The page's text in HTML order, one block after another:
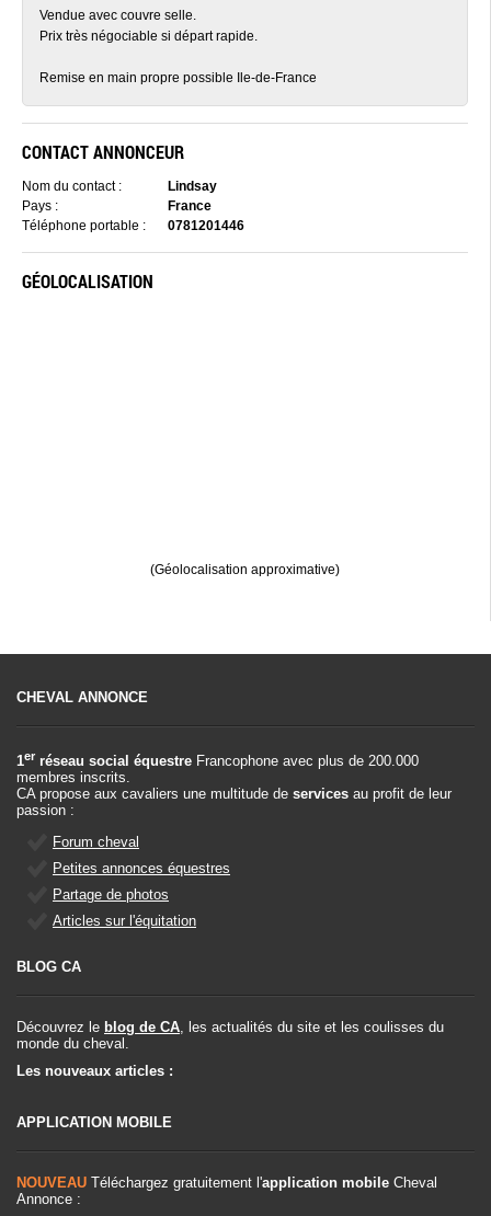
Vendue avec couvre selle.
Prix très négociable si départ rapide.
Remise en main propre possible Ile-de-France
CONTACT ANNONCEUR
Nom du contact :
Lindsay
Pays :
France
Téléphone portable :
0781201446
GÉOLOCALISATION
(Géolocalisation approximative)
CHEVAL ANNONCE
1er réseau social équestre Francophone avec plus de 200.000
membres inscrits.
CA propose aux cavaliers une multitude de services au profit de leur
passion :
Forum cheval
Petites annonces équestres
Partage de photos
Articles sur l'équitation
BLOG CA
Découvrez le blog de CA, les actualités du site et les coulisses du
monde du cheval.
Les nouveaux articles :
APPLICATION MOBILE
NOUVEAU Téléchargez gratuitement l'application mobile Cheval
Annonce :